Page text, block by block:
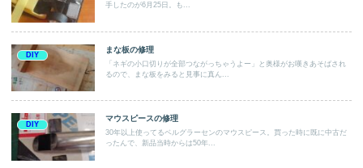
手したのが6月25日。も...
DIY
まな板の修理
「ネギの小口切りが全部つながっちゃうよー」と奥様がお嘆きあそばされ
るので、まな板をみると見事に真ん...
DIY
マウスピースの修理
30年以上使ってるベルグラーセンのマウスピース。買った時に既に中古だ
ったんで、新品当時からは50年...